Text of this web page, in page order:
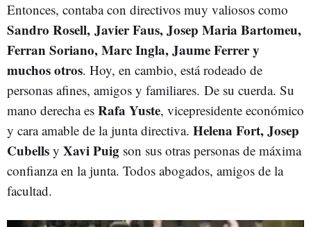
Entonces, contaba con directivos muy valiosos como
Sandro Rosell, Javier Faus, Josep Maria Bartomeu,
Ferran Soriano, Marc Ingla, Jaume Ferrer y
muchos otros. Hoy, en cambio, está rodeado de
personas afines, amigos y familiares. De su cuerda. Su
mano derecha es Rafa Yuste, vicepresidente económico
y cara amable de la junta directiva. Helena Fort, Josep
Cubells y Xavi Puig son sus otras personas de máxima
confianza en la junta. Todos abogados, amigos de la
facultad.